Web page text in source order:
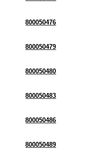
800050476
800050479
800050480
800050483
800050486
800050489